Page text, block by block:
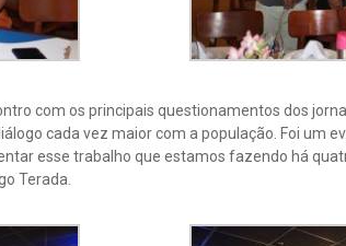
com os principais questionamentos dos
cada vez maior com a população. Foi um
esse trabalho que estamos fazendo há
Terada.